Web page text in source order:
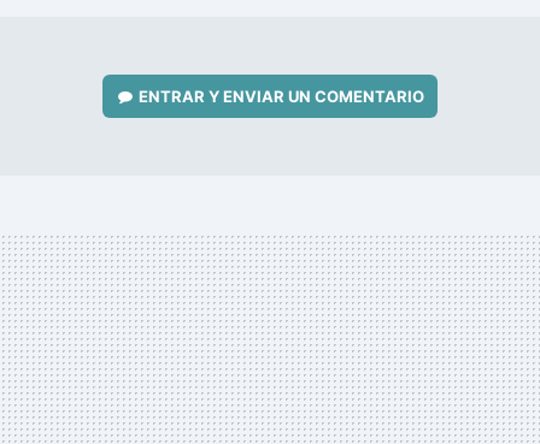
ENTRAR Y ENVIAR UN COMENTARIO